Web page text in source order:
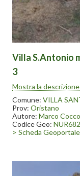
Villa S.Antonio
3
Mostra la descrizione
Comune: VILLA
Prov: Oristano
Autore: Marco Cocco
Codice Geo:
> Scheda Geoportale